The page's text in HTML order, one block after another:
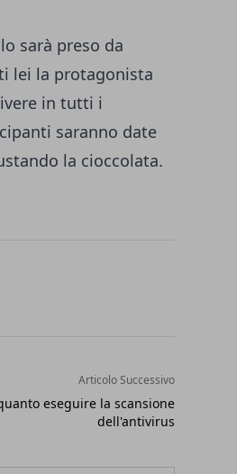
sarà preso da
lei la protagonista
in tutti i
saranno date
la cioccolata.
Articolo Successivo
eseguire la scansione
dell'antivirus